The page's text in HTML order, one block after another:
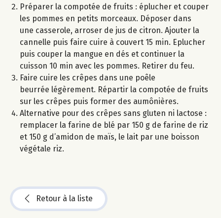
Préparer la compotée de fruits : éplucher et couper
les pommes en petits morceaux. Déposer dans
une casserole, arroser de jus de citron. Ajouter la
cannelle puis faire cuire à couvert 15 min. Eplucher
puis couper la mangue en dés et continuer la
cuisson 10 min avec les pommes. Retirer du feu.
Faire cuire les crêpes dans une poêle
beurrée légèrement. Répartir la compotée de fruits
sur les crêpes puis former des aumônières.
Alternative pour des crêpes sans gluten ni lactose :
remplacer la farine de blé par 150 g de farine de riz
et 150 g d’amidon de maïs, le lait par une boisson
végétale riz.
Retour à la liste